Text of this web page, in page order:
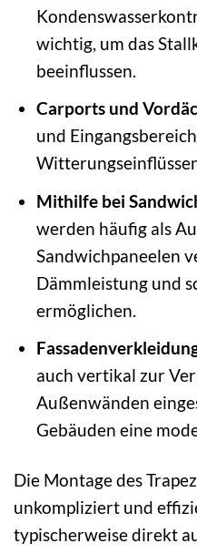
wichtig, um das
beeinflussen.
Carports und
und
Mithilfe bei
werden häufig als
Sandwichpaneelen
Dämmleistung und
ermöglichen.
auch vertikal zur
Außenwänden
Gebäuden eine
Die Montage des
unkompliziert und
typischerweise direkt